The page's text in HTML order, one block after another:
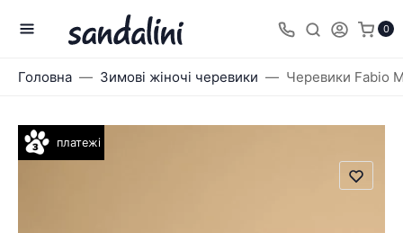
0
Головна Зимові жіночі черевики Черевики Fabio
платежі